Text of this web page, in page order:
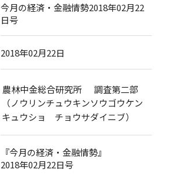
今月の経済・金融情勢2018年02月22
日号
2018年02月22日
農林中金総合研究所 調査第二部
（ノウリンチュウキンソウゴウケン
キュウショ チョウサダイニブ）
『今月の経済・金融情勢』
2018年02月22日号